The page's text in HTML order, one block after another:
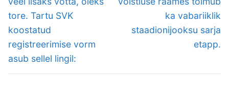
tore. Tartu SVK
koostatud
registreerimise vorm
asub sellel lingil:
ka vabariiklik
staadionijooksu sarja
etapp.